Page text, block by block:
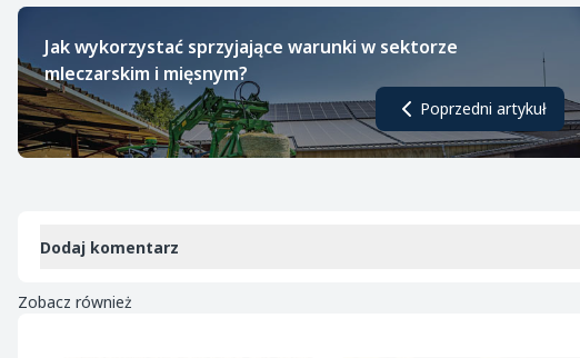
Jak wykorzystać sprzyjające warunki w sektorze
mleczarskim i mięsnym?
Poprzedni artykuł
Dodaj komentarz
Zobacz również